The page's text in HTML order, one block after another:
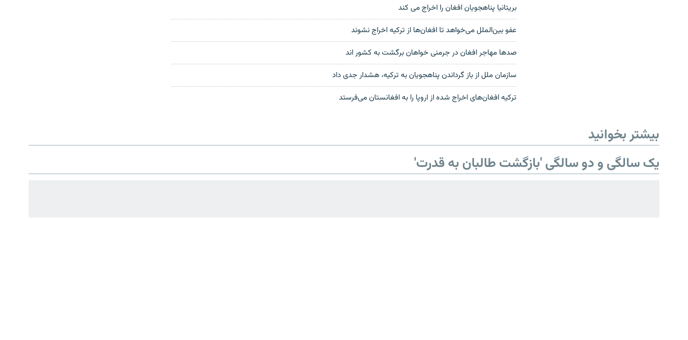
به ما بپیوندید
بریتانیا پناهجویان افغان را اخراج می کند
عفو بین‌الملل می‌خواهد تا افغان‌ها از ترکیه اخراج نشوند
صدها مهاجر افغان در جرمنی خواهان برگشت به کشور اند
سازمان ملل از باز گرداندن پناهجویان به ترکیه، هشدار جدی داد
ترکیه افغان‌های اخراج شده از اروپا را به افغانستان می‌فرستد
بیشتر بخوانید
یک سالگی و دو سالگی 'بازگشت طالبان به قدرت'